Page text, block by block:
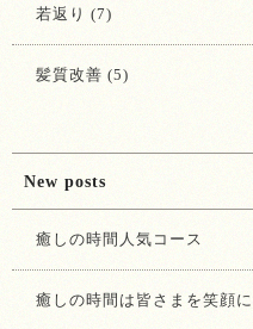
若返り (7)
髪質改善 (5)
New posts
癒しの時間人気コース
癒しの時間は皆さまを笑顔